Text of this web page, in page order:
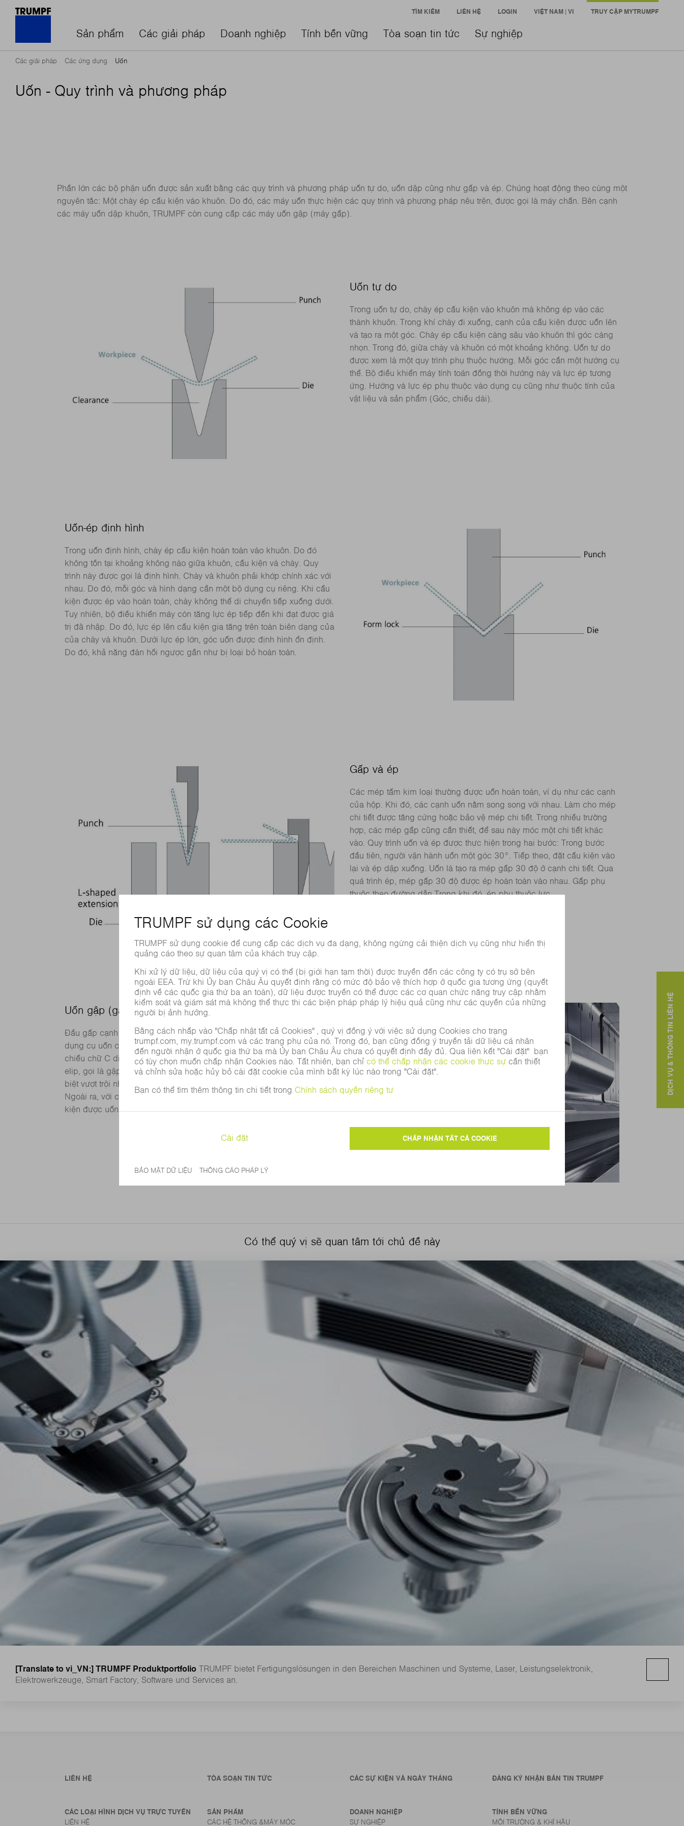
Sản phẩm Các giải pháp Doanh nghiệp Tính bền vững Tòa soạn tin tức Sự nghiệp
TÌM KIẾM LIÊN HỆ LOGIN VIỆT NAM | VI TRUY CẬP MYTRUMPF
Các giải pháp Các ứng dụng Uốn
Uốn - Quy trình và phương pháp
Phần lớn các bộ phận uốn được sản xuất bằng các quy trình và phương pháp uốn tự do, uốn dập cũng như gấp và ép. Chúng hoạt động theo cùng một
nguyên tắc: Một chày ép cấu kiện vào khuôn. Do đó, các máy uốn thực hiện các quy trình và phương pháp nêu trên, được gọi là máy chấn. Bên cạnh
các máy uốn dập khuôn, TRUMPF còn cung cấp các máy uốn gập (máy gấp).
Uốn tự do
Trong uốn tự do, chày ép cấu kiện vào khuôn mà không ép vào các
thành khuôn. Trong khí chày đi xuống, cạnh của cấu kiện được uốn lên
và tạo ra một góc. Chày ép cấu kiện càng sâu vào khuôn thì góc càng
nhọn. Trong đó, giữa chày và khuôn có một khoảng không. Uốn tự do
được xem là một quy trình phụ thuộc hướng. Mỗi góc cần một hướng cụ
thể. Bộ điều khiển máy tính toán đồng thời hướng này và lực ép tương
ứng. Hướng và lực ép phụ thuộc vào dụng cụ cũng như thuộc tính của
vật liệu và sản phẩm (Góc, chiều dài).
Uốn-ép định hình
Trong uốn định hình, chày ép cấu kiện hoàn toàn vào khuôn. Do đó
không tồn tại khoảng không nào giữa khuôn, cấu kiện và chày. Quy
trình này được gọi là định hình. Chày và khuôn phải khớp chính xác với
nhau. Do đó, mỗi góc và hình dạng cần một bộ dụng cụ riêng. Khi cấu
kiện được ép vào hoàn toàn, chày không thể di chuyển tiếp xuống dưới.
Tuy nhiên, bộ điều khiển máy còn tăng lực ép tiếp đến khi đạt được giá
trị đã nhập. Do đó, lực ép lên cấu kiện gia tăng trên toàn biên dạng của
của chày và khuôn. Dưới lực ép lớn, góc uốn được định hình ổn định.
Do đó, khả năng đàn hồi ngược gần như bị loại bỏ hoàn toàn.
Gấp và ép
Các mép tấm kim loại thường được uốn hoàn toàn, ví dụ như các cạnh
của hộp. Khi đó, các cạnh uốn nằm song song với nhau. Làm cho mép
chi tiết được tăng cứng hoặc bảo vệ mép chi tiết. Trong nhiều trường
hợp, các mép gấp cũng cần thiết, để sau này móc một chi tiết khác
vào. Quy trình uốn và ép được thực hiện trong hai bước: Trong bước
đầu tiên, người vận hành uốn một góc 30°. Tiếp theo, đặt cấu kiện vào
lại và ép dập xuống. Uốn là tạo ra mép gấp 30 độ ở cạnh chi tiết. Qua
quá trình ép, mép gấp 30 độ được ép hoàn toàn vào nhau. Gấp phụ
thuộc theo đường dẫn Trong khi đó, ép phụ thuộc lực.
Uốn gập (gấp)
Đầu gấp cạnh tích hợp trong máy có kết cấu dạng chữ C, được lắp đặt
dụng cụ uốn cả phía dưới và phía trên trên. Trong quá trình uốn, mặt
chiếu chữ C di chuyển lên xuống, hay thực hiện một chuyển động dạng
elip, gọi là gập. Các máy uốn gập được vận hành bán tự động và đặc
biệt vượt trội nhờ tốc độ và sự linh hoạt, kệ cả với số lượng cấu kiện ít.
Ngoài ra, với công nghệ uốn gập, các bán kính khác nhau trên một cấu
kiện được uốn bằng cùng một dụng cụ .
Có thể quý vị sẽ quan tâm tới chủ đề này
[Translate to vi_VN:] TRUMPF Produktportfolio
TRUMPF bietet Fertigungslösungen in den Bereichen Maschinen und Systeme, Laser, Leistungselektronik,
Elektrowerkzeuge, Smart Factory, Software und Services an.
DỊCH VỤ & THÔNG TIN LIÊN HỆ
LIÊN HỆ TÒA SOẠN TIN TỨC CÁC SỰ KIỆN VÀ NGÀY THÁNG ĐĂNG KÝ NHẬN BẢN TIN TRUMPF
CÁC LOẠI HÌNH DỊCH VỤ TRỰC TUYẾN
LIÊN HỆ
SẢN PHẨM
CÁC HỆ THỐNG &MÁY MÓC
DOANH NGHIỆP
SỰ NGHIỆP
TÍNH BỀN VỮNG
MÔI TRƯỜNG & KHÍ HẬU